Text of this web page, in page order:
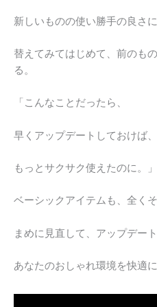
新しいものの使い勝手の良さに
替えてみてはじめて、前のも
る。
「こんなことだったら、
早くアップデートしておけば、
もっとサクサク使えたのに。
ベーシックアイテムも、全く
まめに見直して、アップデー
あなたのおしゃれ環境を快適に